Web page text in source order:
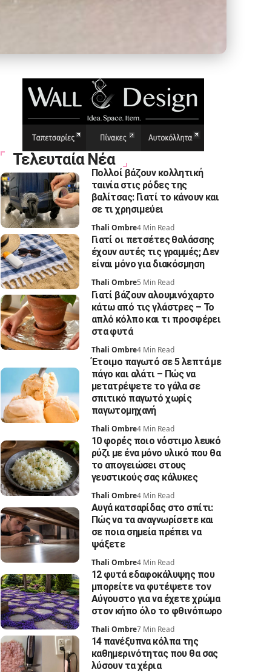
Τελευταία Νέα
Πολλοί βάζουν κολλητική
ταινία στις ρόδες της
βαλίτσας: Γιατί το κάνουν και
σε τι χρησιμεύει
Thali Ombre4 Min Read
Γιατί οι πετσέτες θαλάσσης
έχουν αυτές τις γραμμές; Δεν
είναι μόνο για διακόσμηση
Thali Ombre5 Min Read
Γιατί βάζουν αλουμινόχαρτο
κάτω από τις γλάστρες – Το
απλό κόλπο και τι προσφέρει
στα φυτά
Thali Ombre4 Min Read
Έτοιμο παγωτό σε 5 λεπτά με
πάγο και αλάτι – Πώς να
μετατρέψετε το γάλα σε
σπιτικό παγωτό χωρίς
παγωτομηχανή
Thali Ombre4 Min Read
10 φορές ποιο νόστιμο λευκό
ρύζι με ένα μόνο υλικό που θα
το απογειώσει στους
γευστικούς σας κάλυκες
Thali Ombre4 Min Read
Αυγά κατσαρίδας στο σπίτι:
Πώς να τα αναγνωρίσετε και
σε ποια σημεία πρέπει να
ψάξετε
Thali Ombre4 Min Read
12 φυτά εδαφοκάλυψης που
μπορείτε να φυτέψετε τον
Αύγουστο για να έχετε χρώμα
στον κήπο όλο το φθινόπωρο
Thali Ombre7 Min Read
14 πανέξυπνα κόλπα της
καθημερινότητας που θα σας
λύσουν τα χέρια